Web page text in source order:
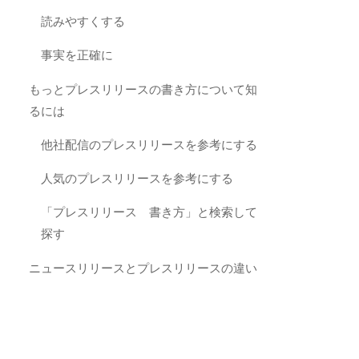
読みやすくする
事実を正確に
もっとプレスリリースの書き方について知
るには
他社配信のプレスリリースを参考にする
人気のプレスリリースを参考にする
「プレスリリース 書き方」と検索して
探す
ニュースリリースとプレスリリースの違い